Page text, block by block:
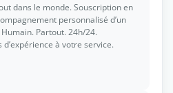
dans le monde. Souscription en
personnalisé d’un
Partout. 24h/24.
à votre service.